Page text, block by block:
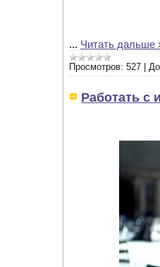
... Читать дальше
Просмотров: 527 |
Работать с